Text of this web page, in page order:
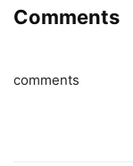
Comments
comments